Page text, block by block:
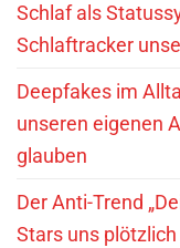
Schlaf als
Schlaftracker
Deepfakes im
unseren eigenen
glauben
Der Anti-Trend
Stars uns